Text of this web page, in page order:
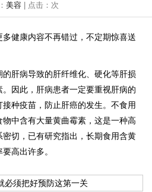
美容 | 点击： 次
健康内容不再错过，不定期惊喜送
肝病导致的肝纤维化、硬化等肝损
因此，肝病患者一定要重视肝病的
种疫苗，防止肝癌的发生。不食用
中含有大量黄曲霉素，这是一种高
切，已有研究指出，长期食用含黄
高出许多。